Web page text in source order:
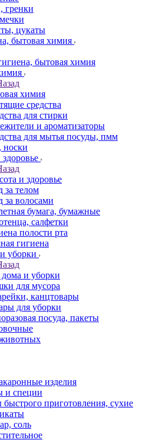
гренки
цукаты
бытовая химия
бытовая химия
химия
средства
для стирки
и ароматизаторы
для мытья посуды, пмм
носки
и здоровье
за телом
за волосами
бумага, бумажные
салфетки
полости рта
гигиена
уборки
и уборки
для мусора
канцтовары
для уборки
посуда, пакеты
изделия
и специи
приготовления, сухие
соль